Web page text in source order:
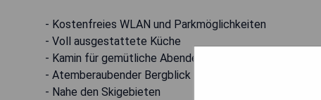
- Kostenfreies WLAN und Parkmöglichkeiten
- Voll ausgestattete Küche
- Kamin für gemütliche Abende
- Atemberaubender Bergblick
- Nahe den Skigebieten